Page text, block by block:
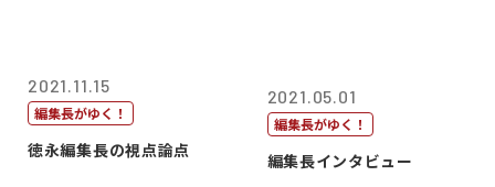
2021.11.15
編集長がゆく！
徳永編集長の視点論点
2021.05.01
編集長がゆく！
編集長インタビュー